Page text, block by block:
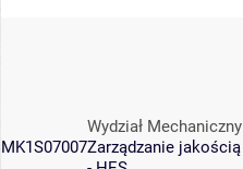
MK1S07007
Wydział Mechaniczny
Zarządzanie jakością